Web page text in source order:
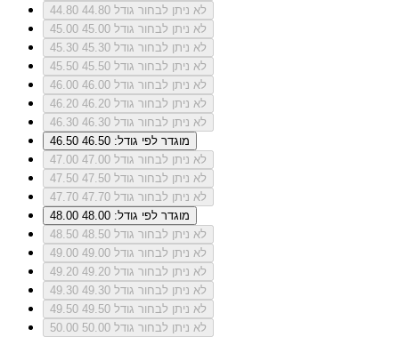
44.80
לא ניתן לבחור גודל 44.80
45.00
לא ניתן לבחור גודל 45.00
45.30
לא ניתן לבחור גודל 45.30
45.50
לא ניתן לבחור גודל 45.50
46.00
לא ניתן לבחור גודל 46.00
46.20
לא ניתן לבחור גודל 46.20
46.30
לא ניתן לבחור גודל 46.30
46.50
מוגדר לפי גודל: 46.50
47.00
לא ניתן לבחור גודל 47.00
47.50
לא ניתן לבחור גודל 47.50
47.70
לא ניתן לבחור גודל 47.70
48.00
מוגדר לפי גודל: 48.00
48.50
לא ניתן לבחור גודל 48.50
49.00
לא ניתן לבחור גודל 49.00
49.20
לא ניתן לבחור גודל 49.20
49.30
לא ניתן לבחור גודל 49.30
49.50
לא ניתן לבחור גודל 49.50
50.00
לא ניתן לבחור גודל 50.00